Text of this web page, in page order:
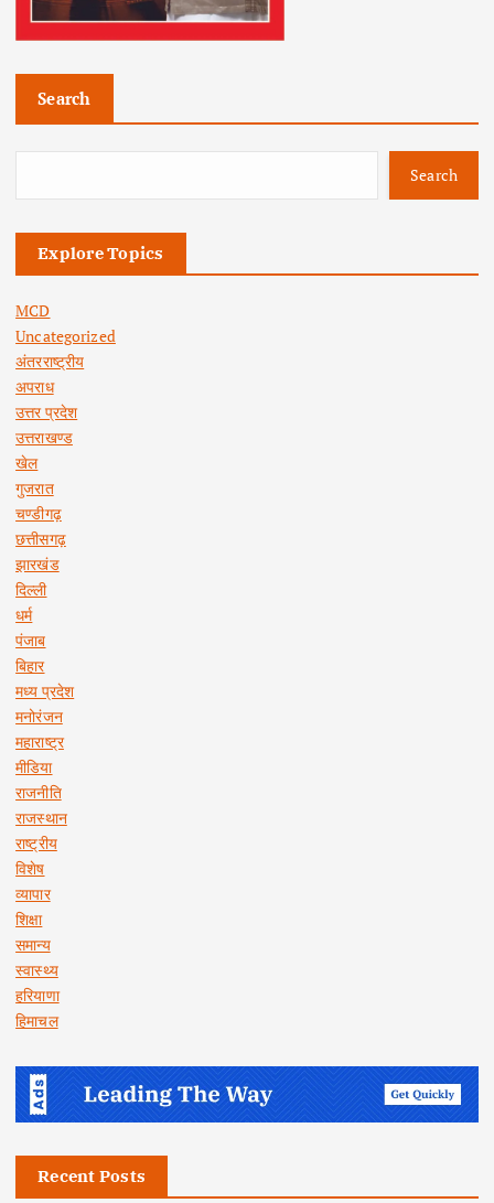
Search
Search
Explore Topics
MCD
Uncategorized
अंतरराष्ट्रीय
अपराध
उत्तर प्रदेश
उत्तराखण्ड
खेल
गुजरात
चण्डीगढ़
छत्तीसगढ़
झारखंड
दिल्ली
धर्म
पंजाब
बिहार
मध्य प्रदेश
मनोरंजन
महाराष्ट्र
मीडिया
राजनीति
राजस्थान
राष्ट्रीय
विशेष
व्यापार
शिक्षा
समान्य
स्वास्थ्य
हरियाणा
हिमाचल
Recent Posts